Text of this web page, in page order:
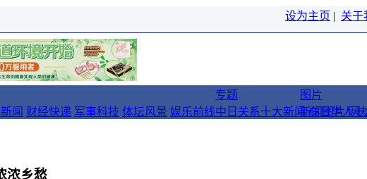
设为主页 | 关于
闻 财经快递 军事科技 体坛风景 娱乐前线
专题
中日关系十大新闻 在日华人
图片
新闻图片 网
浓乡愁